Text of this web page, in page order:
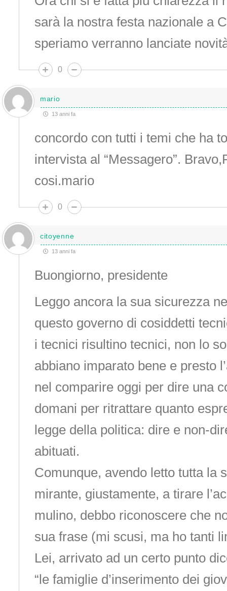
sarà la nostra festa nazionale a
speriamo verranno lanciate
0
mario
13 anni fa
concordo con tutti i temi che ha
intervista al “Messagero”.
cosi.mario
0
citoyenne
13 anni fa
Buongiorno, presidente
Leggo ancora la sua sicurezza
questo governo di cosiddetti
i tecnici risultino tecnici, non lo
abbiano imparato bene e presto
nel comparire oggi per dire una
domani per ritrattare quanto
legge della politica: dire e non-
abituati.
Comunque, avendo letto tutta la
mirante, giustamente, a tirare
mulino, debbo riconoscere che
sua frase (mi scusi, ma ho tanti
Lei, arrivato ad un certo punto
“le famiglie d’inserimento dei